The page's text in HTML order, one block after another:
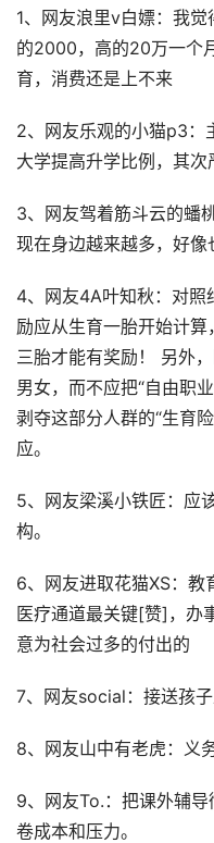
1、网友浪里v白嫖：我
的2000，高的20万一个
育，消费还是上不来
2、网友乐观的小猫p3：
大学提高升学比例，其次
3、网友驾着筋斗云的蟠
现在身边越来越多，好
4、网友4A叶知秋：对照
励应从生育一胎开始计算
三胎才能有奖励！ 另外
男女，而不应把“自由职
剥夺这部分人群的“生育
应。
5、网友梁溪小铁匠：应
构。
6、网友进取花猫XS：教
医疗通道最关键[赞]，办
意为社会过多的付出的
7、网友social：接送孩
8、网友山中有老虎：义
9、网友To.：把课外辅
卷成本和压力。